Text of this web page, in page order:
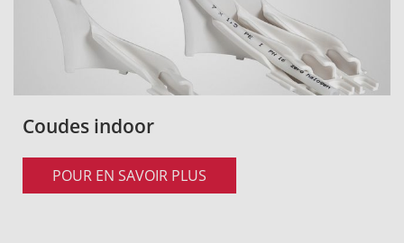
Coudes indoor
POUR EN SAVOIR PLUS